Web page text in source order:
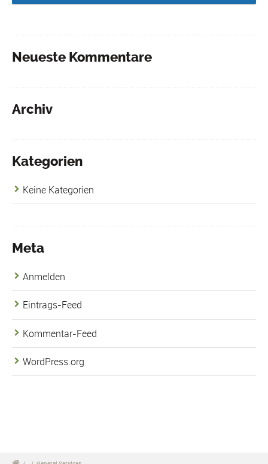
Neueste Kommentare
Archiv
Kategorien
Keine Kategorien
Meta
Anmelden
Eintrags-Feed
Kommentar-Feed
WordPress.org